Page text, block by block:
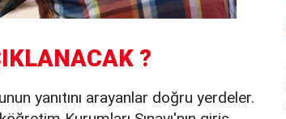
?
yanıtını arayanlar doğru yerdeler.